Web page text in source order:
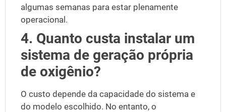
algumas semanas para estar plenamente
operacional.
4. Quanto custa instalar um
sistema de geração própria
de oxigênio?
O custo depende da capacidade do sistema e
do modelo escolhido. No entanto, o